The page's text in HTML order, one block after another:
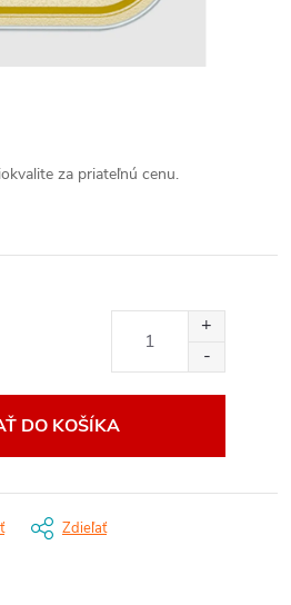
za priateľnú cenu.
DO KOŠÍKA
Zdieľať